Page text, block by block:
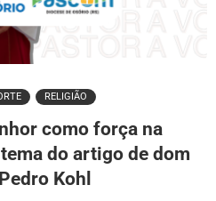
RELIGIÃO
como força na
do artigo de dom
Kohl